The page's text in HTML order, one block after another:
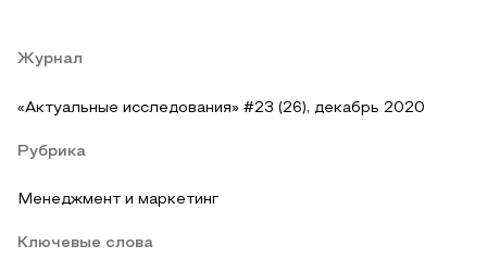
Журнал
«Актуальные исследования» #23 (26), декабрь 2020
Рубрика
Менеджмент и маркетинг
Ключевые слова